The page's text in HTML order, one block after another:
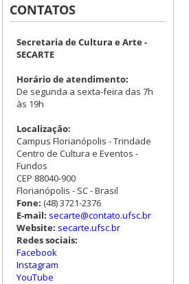
CONTATOS
Secretaria de Cultura e Arte -
SECARTE
Horário de atendimento:
De segunda a sexta-feira das 7h
às 19h
Localização:
Campus Florianópolis - Trindade
Centro de Cultura e Eventos -
Fundos
CEP 88040-900
Florianópolis - SC - Brasil
Fone: (48) 3721-2376
E-mail: secarte@contato.ufsc.br
Website: secarte.ufsc.br
Redes sociais:
Facebook
Instagram
YouTube